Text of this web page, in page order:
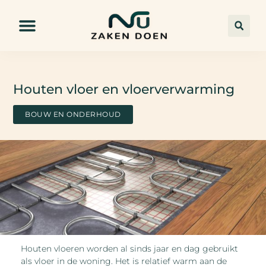
Houten vloer en vloerverwarming
BOUW EN ONDERHOUD
Houten vloeren worden al sinds jaar en dag gebruikt
als vloer in de woning. Het is relatief warm aan de